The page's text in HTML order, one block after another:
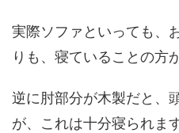
実際ソファといっても、
りも、寝ていることの方
逆に肘部分が木製だと、
が、これは十分寝られます